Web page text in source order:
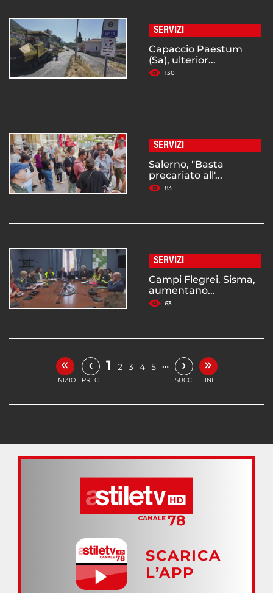
SERVIZI
Capaccio Paestum
(Sa), ulterior...
130
SERVIZI
Salerno, "Basta
precariato all'...
83
SERVIZI
Campi Flegrei. Sisma,
aumentano...
63
«
INIZIO
‹
PREC.
1 2 3 4 5 … ›
SUCC.
»
FINE
SCARICA
L’APP